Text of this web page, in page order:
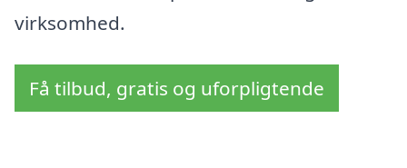
virksomhed.
Få tilbud, gratis og uforpligtende